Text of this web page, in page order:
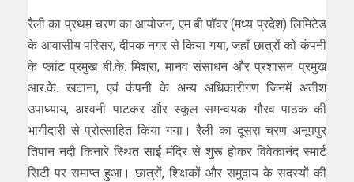
रैली का प्रथम चरण का आयोजन, एम बी पॉवर (मध्य प्रदेश) लिमिटेड
के आवासीय परिसर, दीपक नगर से किया गया, जहाँ छात्रों को कंपनी
के प्लांट प्रमुख बी.के. मिश्रा, मानव संसाधन और प्रशासन प्रमुख
आर.के. खटाना, एवं कंपनी के अन्य अधिकारीगण जिनमें अतीश
उपाध्याय, अश्वनी पाटकर और स्कूल समन्वयक गौरव पाठक की
भागीदारी से प्रोत्साहित किया गया। रैली का दूसरा चरण अनूपपुर
तिपान नदी किनारे स्थित साईं मंदिर से शुरू होकर विवेकानंद स्मार्ट
सिटी पर समाप्त हुआ। छात्रों, शिक्षकों और समुदाय के सदस्यों की